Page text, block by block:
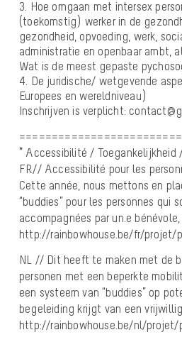
3. Hoe omgaan met intersex
(toekomstig) werker in de
gezondheid, opvoeding, werk,
administratie en openbaar ambt,
Wat is de meest gepaste
4. De juridische/ wetgevende
Europees en wereldniveau)
Inschrijven is verplicht:
* Accessibilité /
FR// Accessibilité pour les
Cette année, nous mettons en
“buddies” pour les personnes qui
accompagnées par un.e
http://rainbowhouse.be/fr/projet/
NL // Dit heeft te maken met de
personen met een beperkte
een systeem van “buddies” op
begeleiding krijgt van een
http://rainbowhouse.be/nl/